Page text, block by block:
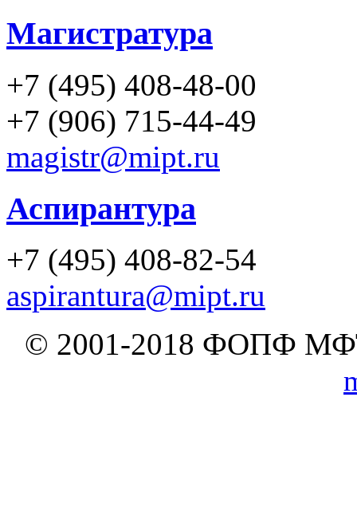
Магистратура
+7 (495) 408-48-00
+7 (906) 715-44-49
magistr@mipt.ru
Аспирантура
+7 (495) 408-82-54
aspirantura@mipt.ru
© 2001-2018